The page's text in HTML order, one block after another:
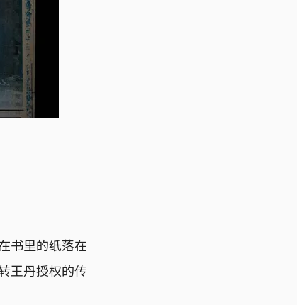
书里的纸落在
王丹授权的传